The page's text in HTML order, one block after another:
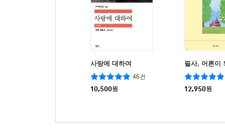
사랑에 대하여
46건
10,500원
필사, 어른이
12,950원